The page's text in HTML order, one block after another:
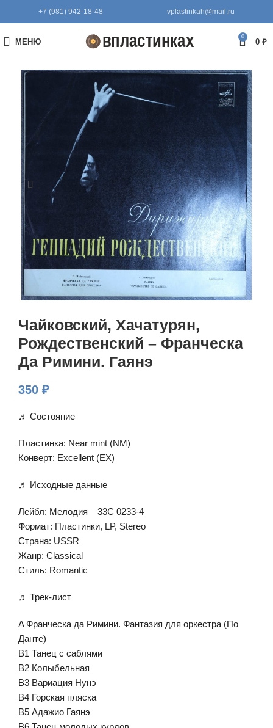
+7 (981) 942-18-48 vplastinkah@mail.ru
МЕНЮ
0
0 ₽
Чайковский, Хачатурян,
Рождественский – Франческа
Да Римини. Гаянэ
350 ₽
♬ Состояние
Пластинка: Near mint (NM)
Конверт: Excellent (EX)
♬ Исходные данные
Лейбл: Мелодия – 33С 0233-4
Формат: Пластинки, LP, Stereo
Страна: USSR
Жанр: Classical
Стиль: Romantic
♬ Трек-лист
A Франческа да Римини. Фантазия для оркестра (По
Данте)
B1 Танец с саблями
B2 Колыбельная
B3 Вариация Нунэ
B4 Горская пляска
B5 Адажио Гаянэ